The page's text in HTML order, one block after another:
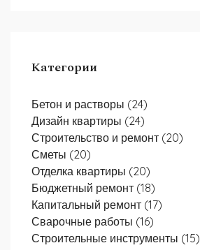
Категории
Бетон и растворы (24)
Дизайн квартиры (24)
Строительство и ремонт (20)
Сметы (20)
Отделка квартиры (20)
Бюджетный ремонт (18)
Капитальный ремонт (17)
Сварочные работы (16)
Строительные инструменты (15)